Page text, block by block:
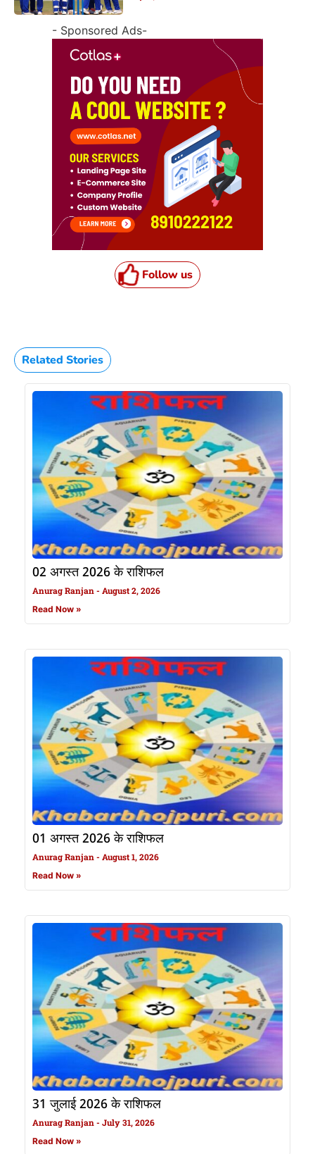
- Sponsored Ads-
Follow us
Related Stories
02 अगस्त 2026 के राशिफल
Anurag Ranjan August 2, 2026
Read Now »
01 अगस्त 2026 के राशिफल
Anurag Ranjan August 1, 2026
Read Now »
31 जुलाई 2026 के राशिफल
Anurag Ranjan July 31, 2026
Read Now »